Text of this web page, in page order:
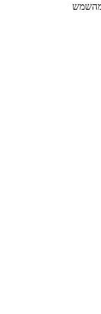
מהשמש